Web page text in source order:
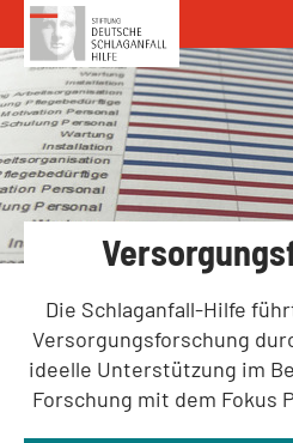
Zum Inhalt springen
Die Schlaganfall-Hilfe
Versorgungsforschung
ideelle Unterstützung im
Forschung mit dem